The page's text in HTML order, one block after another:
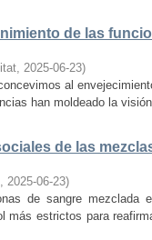
de las
, 2025-06-23)
al
han moldeado la
de las
, 2025-06-23)
de sangre
más estrictos para